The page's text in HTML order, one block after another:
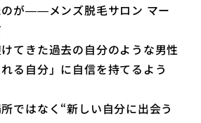
のが――メンズ脱毛サロン マー
てきた過去の自分のような男性
る自分」に自信を持てるよう
ではなく“新しい自分に出会う